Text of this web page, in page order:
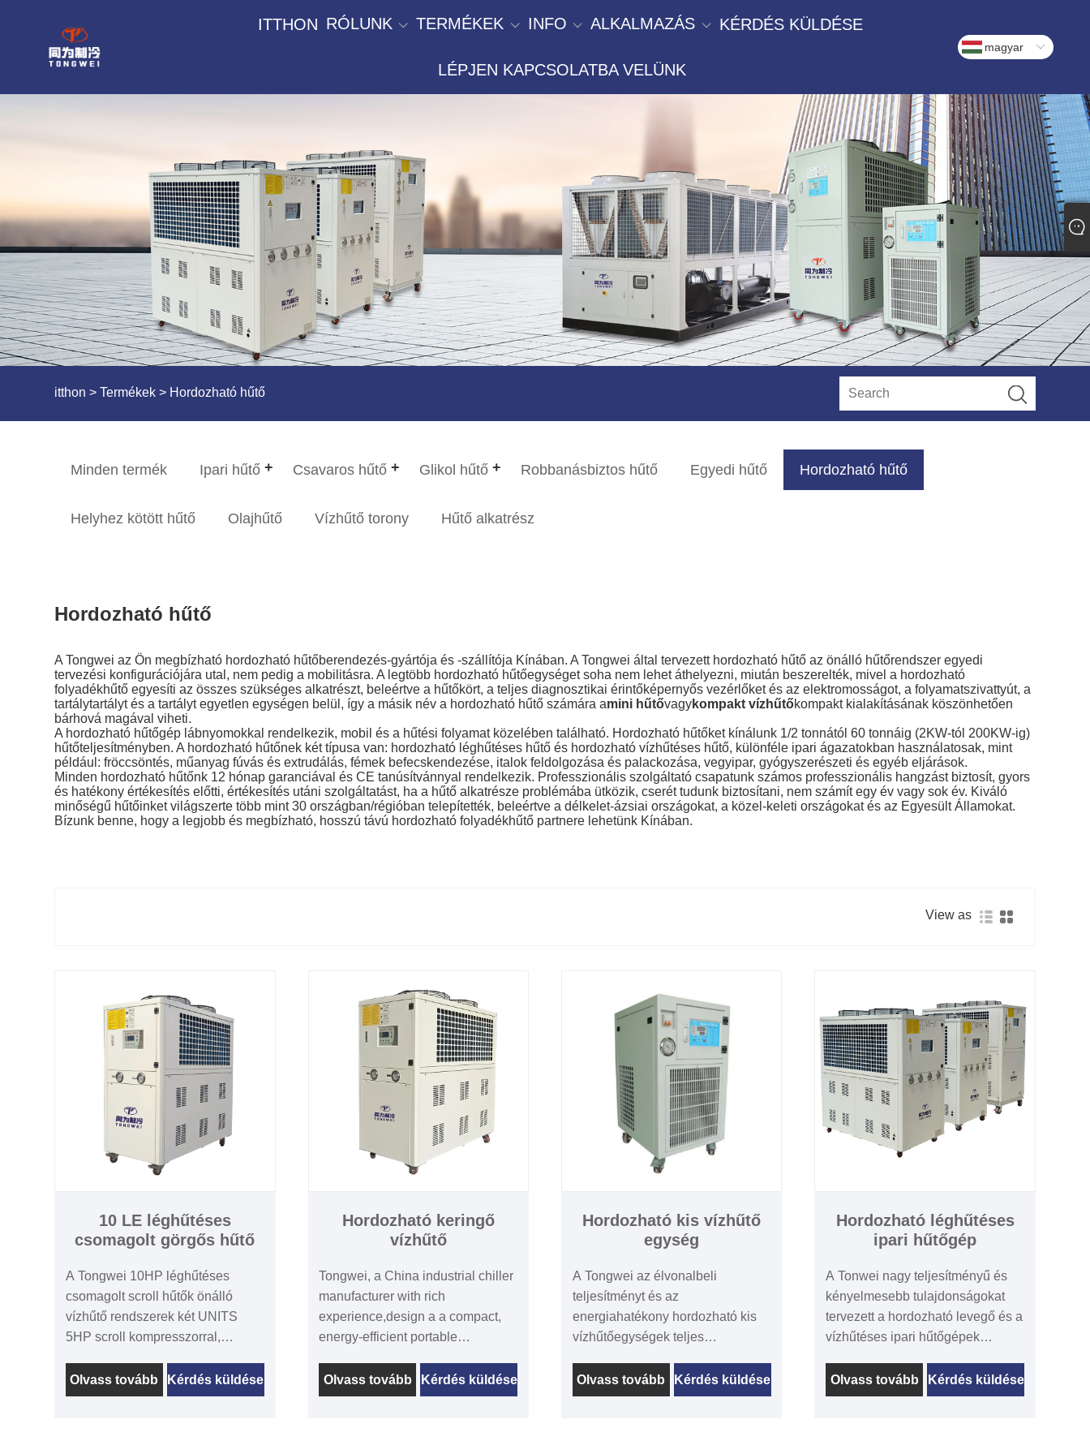
ITTHON RÓLUNK TERMÉKEK INFO ALKALMAZÁS KÉRDÉS KÜLDÉSE
LÉPJEN KAPCSOLATBA VELÜNK
magyar
itthon > Termékek > Hordozható hűtő
Minden termék Ipari hűtő Csavaros hűtő Glikol hűtő Robbanásbiztos hűtő Egyedi hűtő Hordozható hűtő
Helyhez kötött hűtő Olajhűtő Vízhűtő torony Hűtő alkatrész
Hordozható hűtő
A Tongwei az Ön megbízható hordozható hűtőberendezés-gyártója és -szállítója Kínában. A Tongwei által tervezett hordozható hűtő az önálló hűtőrendszer egyedi
tervezési konfigurációjára utal, nem pedig a mobilitásra. A legtöbb hordozható hűtőegységet soha nem lehet áthelyezni, miután beszerelték, mivel a hordozható
folyadékhűtő egyesíti az összes szükséges alkatrészt, beleértve a hűtőkört, a teljes diagnosztikai érintőképernyős vezérlőket és az elektromosságot, a folyamatszivattyút, a
tartálytartályt és a tartályt egyetlen egységen belül, így a másik név a hordozható hűtő számára amini hűtővagykompakt vízhűtőkompakt kialakításának köszönhetően
bárhová magával viheti.
A hordozható hűtőgép lábnyomokkal rendelkezik, mobil és a hűtési folyamat közelében található. Hordozható hűtőket kínálunk 1/2 tonnától 60 tonnáig (2KW-tól 200KW-ig)
hűtőteljesítményben. A hordozható hűtőnek két típusa van: hordozható léghűtéses hűtő és hordozható vízhűtéses hűtő, különféle ipari ágazatokban használatosak, mint
például: fröccsöntés, műanyag fúvás és extrudálás, fémek befecskendezése, italok feldolgozása és palackozása, vegyipar, gyógyszerészeti és egyéb eljárások.
Minden hordozható hűtőnk 12 hónap garanciával és CE tanúsítvánnyal rendelkezik. Professzionális szolgáltató csapatunk számos professzionális hangzást biztosít, gyors
és hatékony értékesítés előtti, értékesítés utáni szolgáltatást, ha a hűtő alkatrésze problémába ütközik, cserét tudunk biztosítani, nem számít egy év vagy sok év. Kiváló
minőségű hűtőinket világszerte több mint 30 országban/régióban telepítették, beleértve a délkelet-ázsiai országokat, a közel-keleti országokat és az Egyesült Államokat.
Bízunk benne, hogy a legjobb és megbízható, hosszú távú hordozható folyadékhűtő partnere lehetünk Kínában.
View as
10 LE léghűtéses
csomagolt görgős hűtő
A Tongwei 10HP léghűtéses
csomagolt scroll hűtők önálló
vízhűtő rendszerek két UNITS
5HP scroll kompresszorral,
vízszivattyúval, kondenzátorral és
elpárologtatókkal, amelyek egy
Olvass tovább Kérdés küldése
Hordozható keringő
vízhűtő
Tongwei, a China industrial chiller
manufacturer with rich
experience,design a a compact,
energy-efficient portable
laboratory applications, laser
systems, and small-scale
Olvass tovább Kérdés küldése
Hordozható kis vízhűtő
egység
A Tongwei az élvonalbeli
teljesítményt és az
energiahatékony hordozható kis
vízhűtőegységek teljes
10 tonnás hűtési kapacitással. Az
egyedi változó sebességű
Olvass tovább Kérdés küldése
Hordozható léghűtéses
ipari hűtőgép
A Tonwei nagy teljesítményű és
kényelmesebb tulajdonságokat
tervezett a hordozható levegő és a
vízhűtéses ipari hűtőgépek
éves gazdag tapasztalattal
rendelkezik a hűtőközeg -iparban,
Olvass tovább Kérdés küldése